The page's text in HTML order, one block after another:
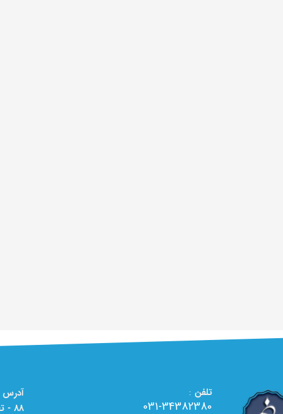
تلفن :
031-34382380
88 - تعمیرگاه تخصصی لوازم خانگی الو تعمیر